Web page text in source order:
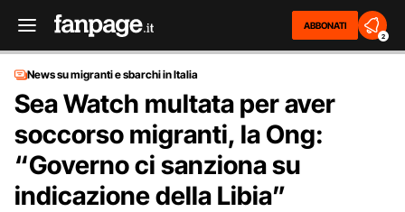
ABBONATI
2
News su migranti e sbarchi in Italia
Sea Watch multata per aver
soccorso migranti, la Ong:
“Governo ci sanziona su
indicazione della Libia”